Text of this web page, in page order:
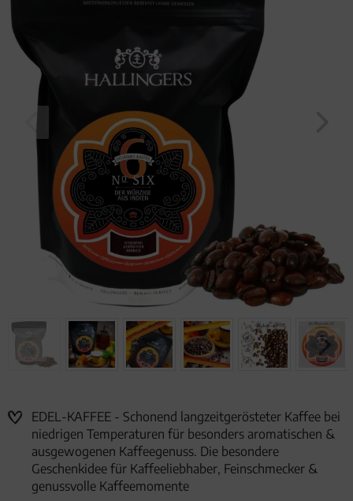
EDEL-KAFFEE - Schonend langzeitgerösteter Kaffee bei
niedrigen Temperaturen für besonders aromatischen &
ausgewogenen Kaffeegenuss. Die besondere
Geschenkidee für Kaffeeliebhaber, Feinschmecker &
genussvolle Kaffeemomente
Geburtstag
Bayern